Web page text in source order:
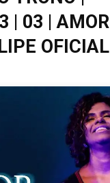
| 03 | AMOR
OFICIAL